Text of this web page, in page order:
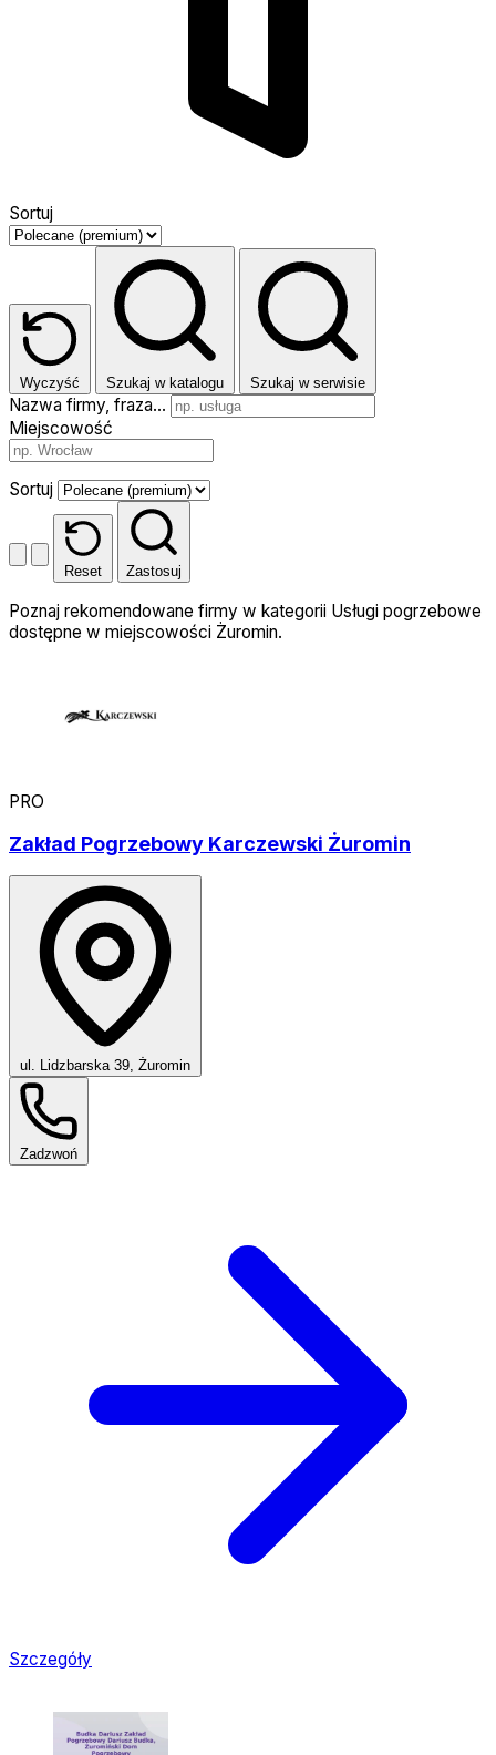
Sortuj
Wyczyść Szukaj w katalogu Szukaj w serwisie
Nazwa firmy, fraza…
Miejscowość
Sortuj
Reset Zastosuj
Poznaj rekomendowane firmy w kategorii Usługi pogrzebowe
dostępne w miejscowości Żuromin.
PRO
Zakład Pogrzebowy Karczewski Żuromin
ul. Lidzbarska 39, Żuromin
Zadzwoń
Szczegóły